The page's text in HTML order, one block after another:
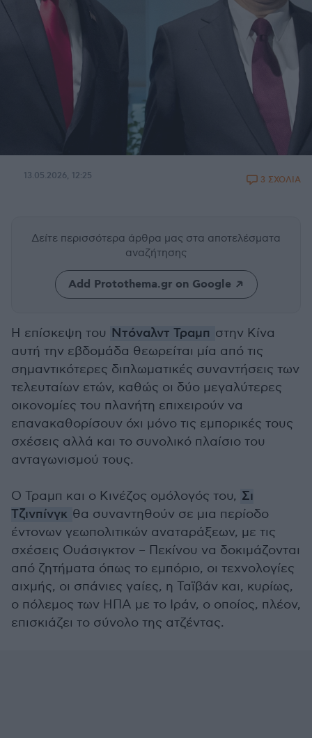
13.05.2026, 12:25 3 ΣΧΟΛΙΑ
Δείτε περισσότερα άρθρα μας στα αποτελέσματα
αναζήτησης
Add Protothema.gr on Google
Η επίσκεψη του Ντόναλντ Τραμπ στην Κίνα
αυτή την εβδομάδα θεωρείται μία από τις
σημαντικότερες διπλωματικές συναντήσεις των
τελευταίων ετών, καθώς οι δύο μεγαλύτερες
οικονομίες του πλανήτη επιχειρούν να
επανακαθορίσουν όχι μόνο τις εμπορικές τους
σχέσεις αλλά και το συνολικό πλαίσιο του
ανταγωνισμού τους.
Ο Τραμπ και ο Κινέζος ομόλογός του, Σι
Τζινπίνγκ θα συναντηθούν σε μια περίοδο
έντονων γεωπολιτικών αναταράξεων, με τις
σχέσεις Ουάσιγκτον – Πεκίνου να δοκιμάζονται
από ζητήματα όπως το εμπόριο, οι τεχνολογίες
αιχμής, οι σπάνιες γαίες, η Ταϊβάν και, κυρίως,
ο πόλεμος των ΗΠΑ με το Ιράν, ο οποίος, πλέον,
επισκιάζει το σύνολο της ατζέντας.